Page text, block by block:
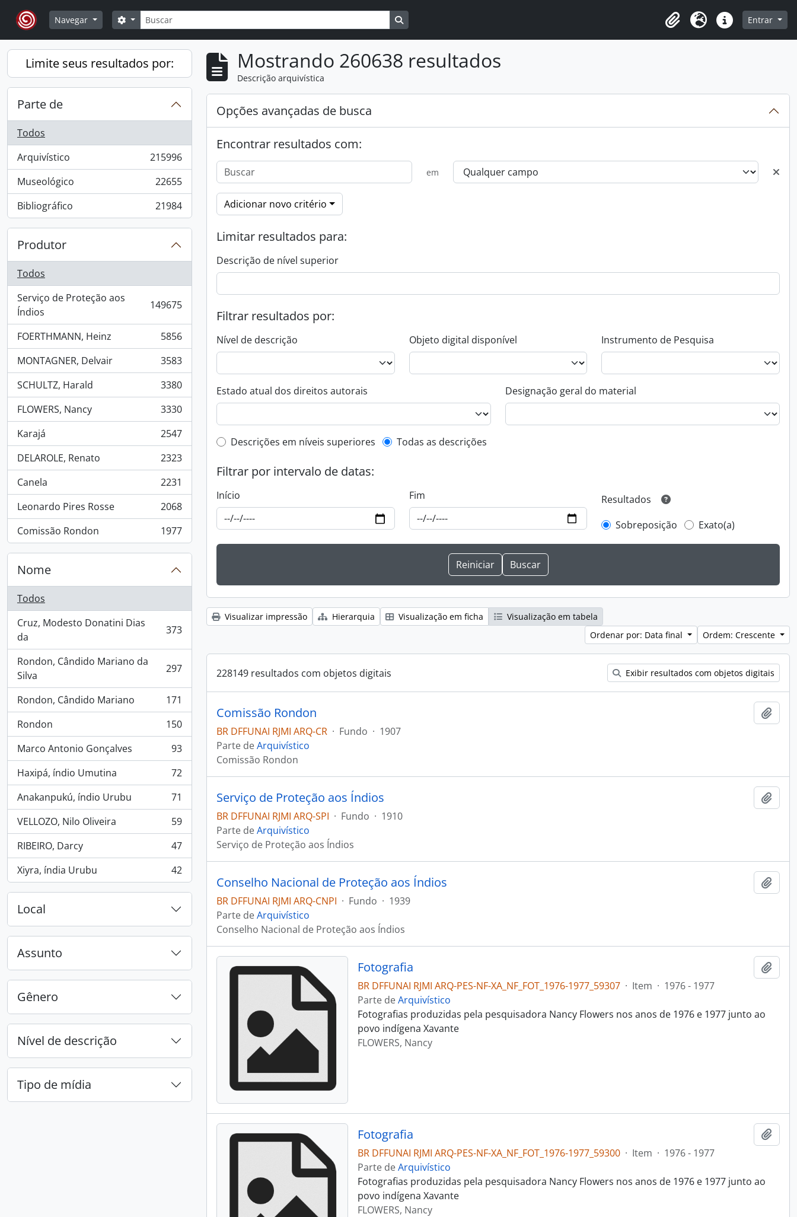
Skip to main content
Navegar
Buscar
Opções de busca
Área de Transferência
Idioma Atalhos Entrar
Limite seus resultados por:
Parte de
Todos
Arquivístico
, 215996 resultados
215996
Museológico
, 22655 resultados
22655
Bibliográfico
, 21984 resultados 21984
Produtor
Todos
Serviço de Proteção aos
Índios
, 149675 resultados 149675
FOERTHMANN, Heinz
, 5856 resultados
5856
MONTAGNER, Delvair
, 3583 resultados
3583
SCHULTZ, Harald
, 3380 resultados
3380
FLOWERS, Nancy
, 3330 resultados
3330
Karajá
, 2547 resultados
2547
DELAROLE, Renato
, 2323 resultados
2323
Canela
, 2231 resultados
2231
Leonardo Pires Rosse
, 2068 resultados
2068
Comissão Rondon
, 1977 resultados 1977
Nome
Todos
Cruz, Modesto Donatini Dias
da
, 373 resultados 373
Rondon, Cândido Mariano da
Silva
, 297 resultados 297
Rondon, Cândido Mariano
, 171 resultados
171
Rondon
, 150 resultados
150
Marco Antonio Gonçalves
, 93 resultados
93
Haxipá, índio Umutina
, 72 resultados
72
Anakanpukú, índio Urubu
, 71 resultados
71
VELLOZO, Nilo Oliveira
, 59 resultados
59
RIBEIRO, Darcy
, 47 resultados
47
Xiyra, índia Urubu
, 42 resultados 42
Local
Assunto
Gênero
Nível de descrição
Tipo de mídia
Mostrando 260638 resultados
Descrição arquivística
Opções avançadas de busca
Encontrar resultados com:
em
Adicionar novo critério
Limitar resultados para:
Descrição de nível superior
Filtrar resultados por:
Nível de descrição Objeto digital disponível Instrumento de Pesquisa
Estado atual dos direitos autorais Designação geral do material
Filtro de descrição de nível superior
Descrições em níveis superiores Todas as descrições
Filtrar por intervalo de datas:
Início Fim
Resultados
Sobreposição
Exato(a)
Visualizar impressão Hierarquia Visualização em ficha
Visualização em tabela
Ordenar por: Data final
Ordem: Crescente
228149 resultados com objetos digitais Exibir resultados com objetos digitais
Comissão Rondon
BR DFFUNAI RJMI ARQ-CR · Fundo · 1907
Parte deArquivístico
Comissão Rondon
Serviço de Proteção aos Índios
BR DFFUNAI RJMI ARQ-SPI · Fundo · 1910
Parte deArquivístico
Serviço de Proteção aos Índios
Conselho Nacional de Proteção aos Índios
BR DFFUNAI RJMI ARQ-CNPI · Fundo · 1939
Parte deArquivístico
Conselho Nacional de Proteção aos Índios
Fotografia
BR DFFUNAI RJMI ARQ-PES-NF-XA_NF_FOT_1976-1977_59307 · Item · 1976 - 1977
Parte deArquivístico
Fotografias produzidas pela pesquisadora Nancy Flowers nos anos de 1976 e 1977 junto ao
povo indígena Xavante
FLOWERS, Nancy
Fotografia
BR DFFUNAI RJMI ARQ-PES-NF-XA_NF_FOT_1976-1977_59300 · Item · 1976 - 1977
Parte deArquivístico
Fotografias produzidas pela pesquisadora Nancy Flowers nos anos de 1976 e 1977 junto ao
povo indígena Xavante
FLOWERS, Nancy